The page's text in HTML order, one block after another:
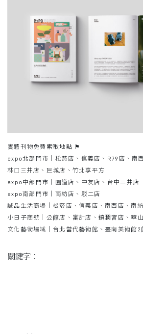
實體刊物免費索取地點 ⚑​
expo北部門市｜松菸店、信義店、R79店、南
林口三井店​、巨城店、竹北享平方
expo中部門市｜園道店、中友店、台中三井店​
expo南部門市｜南紡店、駁二店​
誠品生活商場｜松菸店、信義店、南西店、南
小日子商號｜公館店、審計店、鎮瀾宮店、華
文化藝術場域｜台北當代藝術館、臺南美術館2
關鍵字：